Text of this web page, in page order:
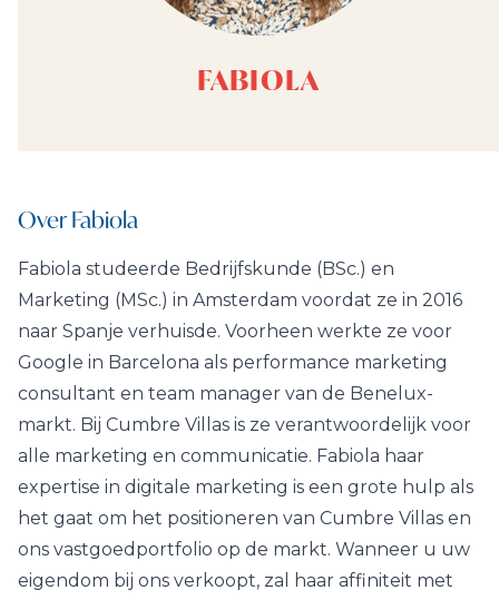
FABIOLA
Over Fabiola
Fabiola studeerde Bedrijfskunde (BSc.) en
Marketing (MSc.) in Amsterdam voordat ze in 2016
naar Spanje verhuisde. Voorheen werkte ze voor
Google in Barcelona als performance marketing
consultant en team manager van de Benelux-
markt. Bij Cumbre Villas is ze verantwoordelijk voor
alle marketing en communicatie. Fabiola haar
expertise in digitale marketing is een grote hulp als
het gaat om het positioneren van Cumbre Villas en
ons vastgoedportfolio op de markt. Wanneer u uw
eigendom bij ons verkoopt, zal haar affiniteit met